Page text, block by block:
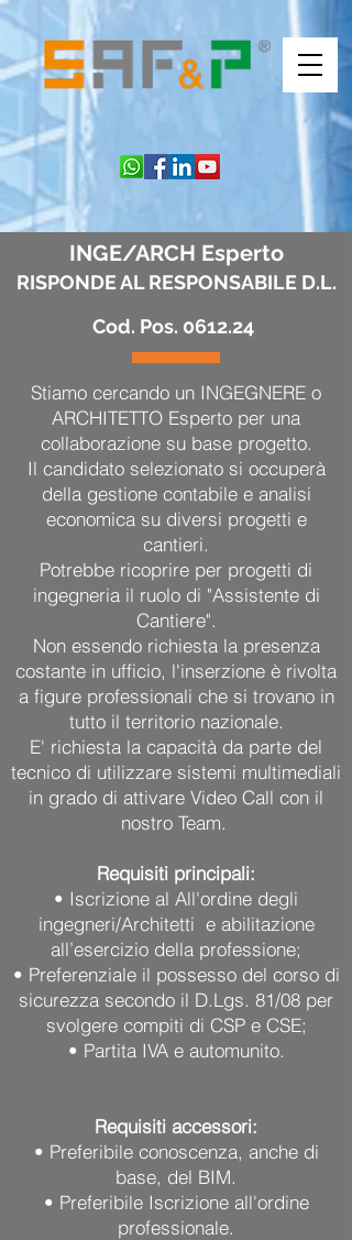
INGE/ARCH Esperto
RISPONDE AL RESPONSABILE D.L.
Cod. Pos. 0612.24
Stiamo cercando un INGEGNERE o
ARCHITETTO Esperto per una
collaborazione su base progetto.
Il candidato selezionato si occuperà
della gestione contabile e analisi
economica su diversi progetti e
cantieri.
Potrebbe ricoprire per progetti di
ingegneria il ruolo di "Assistente di
Cantiere".
Non essendo richiesta la presenza
costante in ufficio, l'inserzione è rivolta
a figure professionali che si trovano in
tutto il territorio nazionale.
E' richiesta la capacità da parte del
tecnico di utilizzare sistemi multimediali
in grado di attivare Video Call con il
nostro Team.
Requisiti principali:
• Iscrizione al All'ordine degli
ingegneri/Architetti e abilitazione
all’esercizio della professione;
• Preferenziale il possesso del corso di
sicurezza secondo il D.Lgs. 81/08 per
svolgere compiti di CSP e CSE;
• Partita IVA e automunito.
Requisiti accessori:
• Preferibile conoscenza, anche di
base, del BIM.
• Preferibile Iscrizione all'ordine
professionale.